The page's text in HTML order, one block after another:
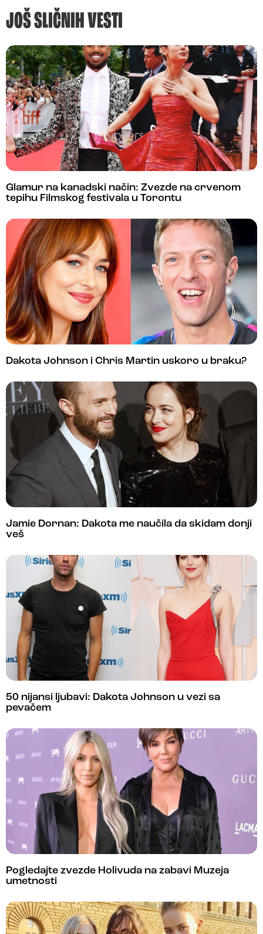
JOŠ SLIČNIH VESTI
Glamur na kanadski način: Zvezde na crvenom
tepihu Filmskog festivala u Torontu
Dakota Johnson i Chris Martin uskoro u braku?
Jamie Dornan: Dakota me naučila da skidam donji
veš
50 nijansi ljubavi: Dakota Johnson u vezi sa
pevačem
Pogledajte zvezde Holivuda na zabavi Muzeja
umetnosti